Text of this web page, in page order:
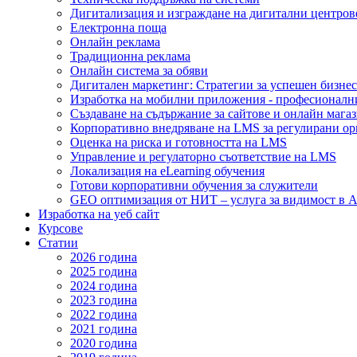
Дигитализация и изграждане на дигитални
Електронна поща
Онлайн реклама
Традиционна реклама
Онлайн система за обяви
Дигитален маркетинг: Стратегии за успешен бизнес
Изработка на мобилни приложения -
Създаване на съдържание за сайтове и онлайн
Корпоративно внедряване на LMS за регулирани
Оценка на риска и готовността на LMS
Управление и регулаторно съответствие на LMS
Локализация на eLearning обучения
Готови корпоративни обучения за служители
GEO оптимизация от НИТ – услуга за видимост в
Изработка на уеб сайт
Курсове
Статии
2026 година
2025 година
2024 година
2023 година
2022 година
2021 година
2020 година